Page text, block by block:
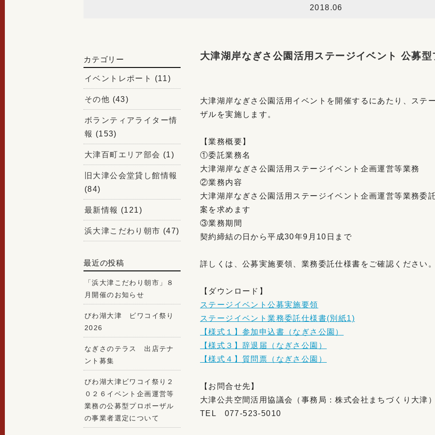
2018.06
大津湖岸なぎさ公園活用ステージイベント 公募
大津湖岸なぎさ公園活用イベントを開催するにあたり、ステ
ザルを実施します。
【業務概要】
①委託業務名
大津湖岸なぎさ公園活用ステージイベント企画運営等業務
②業務内容
大津湖岸なぎさ公園活用ステージイベント企画運営等業務委
案を求めます
③業務期間
契約締結の日から平成30年9月10日まで
詳しくは、公募実施要領、業務委託仕様書をご確認ください
【ダウンロード】
ステージイベント公募実施要領
ステージイベント業務委託仕様書(別紙1)
【様式１】参加申込書（なぎさ公園）
【様式３】辞退届（なぎさ公園）
【様式４】質問票（なぎさ公園）
【お問合せ先】
大津公共空間活用協議会（事務局：株式会社まちづくり大津
TEL 077-523-5010
カテゴリー
イベントレポート (11)
その他 (43)
ボランティアライター情
報 (153)
大津百町エリア部会 (1)
旧大津公会堂貸し館情報
(84)
最新情報 (121)
浜大津こだわり朝市 (47)
最近の投稿
「浜大津こだわり朝市」８
月開催のお知らせ
びわ湖大津 ビワコイ祭り
2026
なぎさのテラス 出店テナ
ント募集
びわ湖大津ビワコイ祭り２
０２６イベント企画運営等
業務の公募型プロポーザル
の事業者選定について